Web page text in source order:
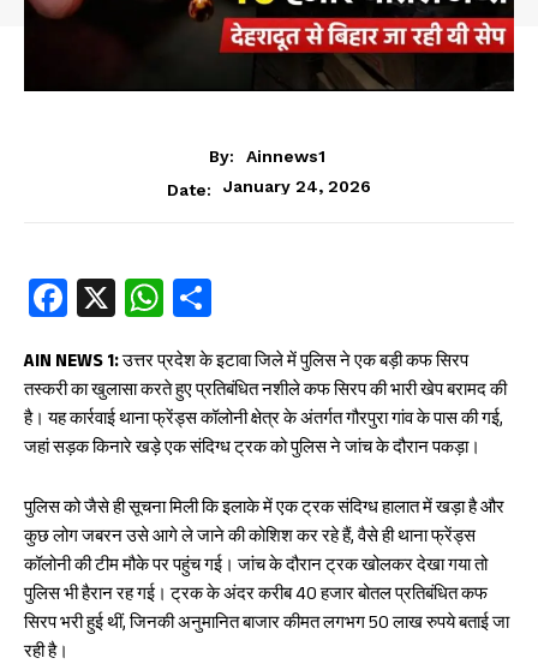
By:
Ainnews1
Date:
January 24, 2026
Fa
ce
b
oo
k
X W
ha
ts
A
p
p
re
AIN NEWS 1:उत्तर प्रदेश के इटावा जिले में पुलिस ने एक बड़ी कफ सिरप
तस्करी का खुलासा करते हुए प्रतिबंधित नशीले कफ सिरप की भारी खेप बरामद की
है। यह कार्रवाई थाना फ्रेंड्स कॉलोनी क्षेत्र के अंतर्गत गौरपुरा गांव के पास की गई,
जहां सड़क किनारे खड़े एक संदिग्ध ट्रक को पुलिस ने जांच के दौरान पकड़ा।
पुलिस को जैसे ही सूचना मिली कि इलाके में एक ट्रक संदिग्ध हालात में खड़ा है और
कुछ लोग जबरन उसे आगे ले जाने की कोशिश कर रहे हैं, वैसे ही थाना फ्रेंड्स
कॉलोनी की टीम मौके पर पहुंच गई। जांच के दौरान ट्रक खोलकर देखा गया तो
पुलिस भी हैरान रह गई। ट्रक के अंदर करीब 40 हजार बोतल प्रतिबंधित कफ
सिरप भरी हुई थीं, जिनकी अनुमानित बाजार कीमत लगभग 50 लाख रुपये बताई जा
रही है।